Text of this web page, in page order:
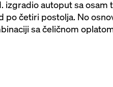
autoput sa
po četiri postolja. No
sa čeličnom